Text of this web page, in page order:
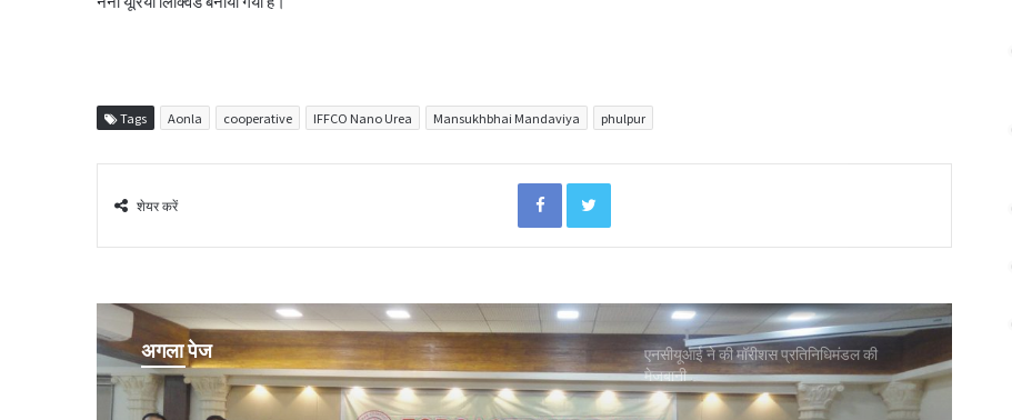
Tags Aonla cooperative IFFCO Nano Urea Mansukhbhai Mandaviya phulpur
शेयर करें
FacebookTwitter
अगला पेज
‘कोऑपरेशन अमंग कोऑपरेटिव्स’ से कोऑप बैंकों
एनसीयूआई ने की मॉरीशस प्रतिनिधिमंडल की
मेजबानी